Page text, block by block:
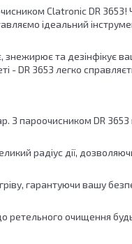
Clatronic DR 3653!
ідеальний
та дезінфікує
- DR 3653 легко
З пароочисником DR
радіус дії,
гарантуючи вашу
ретельного очищення